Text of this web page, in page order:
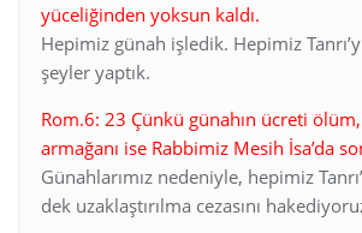
yüceliğinden yoksun kaldı.
Hepimiz günah işledik. Hepimiz
şeyler yaptık.
Rom.6: 23 Çünkü günahın ücreti ölüm,
armağanı ise Rabbimiz Mesih İsa’da
Günahlarımız nedeniyle, hepimiz
dek uzaklaştırılma cezasını